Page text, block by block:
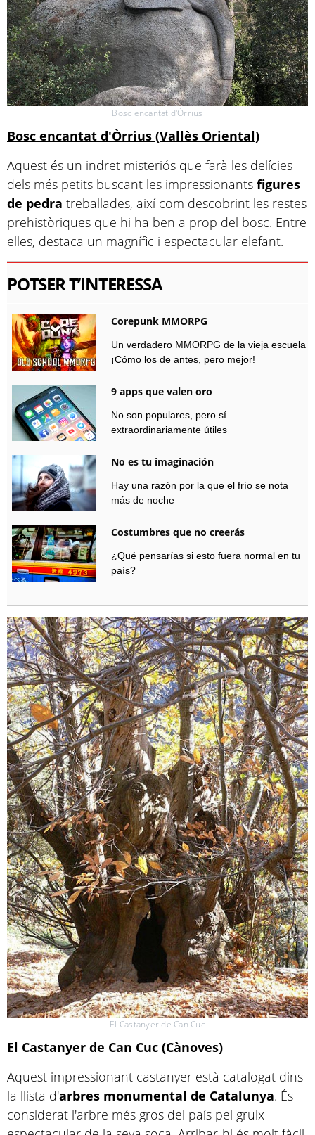
Bosc encantat d'Òrrius
Bosc encantat d'Òrrius (Vallès Oriental)
Aquest és un indret misteriós que farà les delícies
dels més petits buscant les impressionants figures
de pedra treballades, així com descobrint les restes
prehistòriques que hi ha ben a prop del bosc. Entre
elles, destaca un magnífic i espectacular elefant.
POTSER T’INTERESSA
Corepunk MMORPG
Un verdadero MMORPG de la vieja escuela
¡Cómo los de antes, pero mejor!
9 apps que valen oro
No son populares, pero sí
extraordinariamente útiles
No es tu imaginación
Hay una razón por la que el frío se nota
más de noche
Costumbres que no creerás
¿Qué pensarías si esto fuera normal en tu
país?
El Castanyer de Can Cuc
El Castanyer de Can Cuc (Cànoves)
Aquest impressionant castanyer està catalogat dins
la llista d'arbres monumental de Catalunya. És
considerat l'arbre més gros del país pel gruix